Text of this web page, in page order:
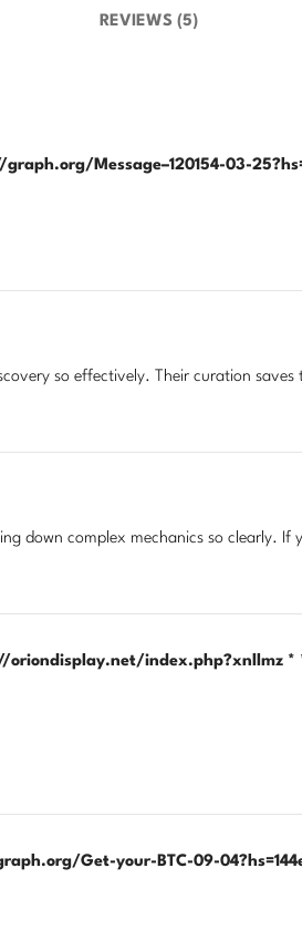
REVIEWS (5)
Message–120154-03-
so effectively. Their curation
down complex mechanics so clearly. If
index.php?xnllmz *
Get-your-BTC-09-